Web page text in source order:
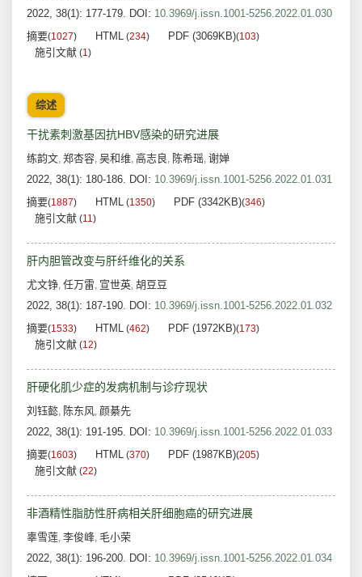
2022, 38(1): 177-179. DOI: 10.3969/j.issn.1001-5256.2022.01.030
摘要(1027) HTML (234) PDF (3069KB)(103)
施引文献 (1)
综述
干扰素刺激基因抗HBV感染的研究进展
练韵文, 郑杏容, 吴和维, 高志良, 陈希瑶, 谢婵
2022, 38(1): 180-186. DOI: 10.3969/j.issn.1001-5256.2022.01.031
摘要(1887) HTML (1350) PDF (3342KB)(346)
施引文献 (11)
肝内胆管改变与肝纤维化的关系
尤文铮, 任万雷, 宣世英, 胡豆豆
2022, 38(1): 187-190. DOI: 10.3969/j.issn.1001-5256.2022.01.032
摘要(1533) HTML (462) PDF (1972KB)(173)
施引文献 (12)
肝硬化肌少症的发病机制与诊疗现状
刘钰懿, 陈东风, 颜綦先
2022, 38(1): 191-195. DOI: 10.3969/j.issn.1001-5256.2022.01.033
摘要(1603) HTML (370) PDF (1987KB)(205)
施引文献 (22)
非酒精性脂肪性肝病相关肝细胞癌的研究进展
辜雪莲, 李俊峰, 毛小荣
2022, 38(1): 196-200. DOI: 10.3969/j.issn.1001-5256.2022.01.034